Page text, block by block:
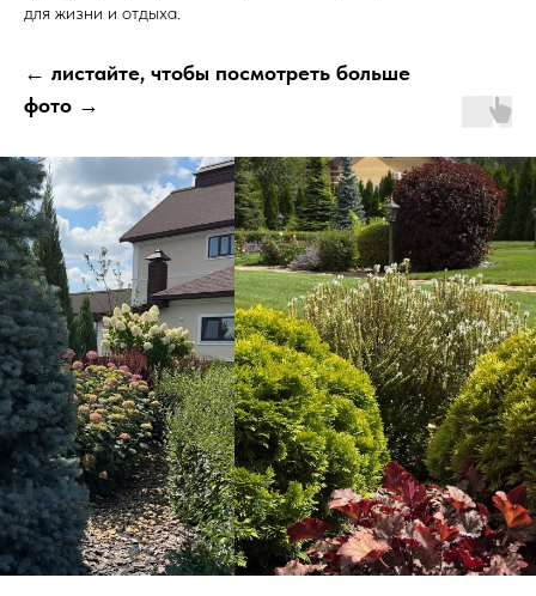
для жизни и отдыха.
← листайте, чтобы посмотреть больше
фото →